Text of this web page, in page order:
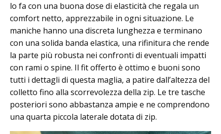
lo fa con una buona dose di elasticità che regala un
comfort netto, apprezzabile in ogni situazione. Le
maniche hanno una discreta lunghezza e terminano
con una solida banda elastica, una rifinitura che rende
la parte più robusta nei confronti di eventuali impatti
con rami o spine. Il fit offerto è ottimo e buoni sono
tutti i dettagli di questa maglia, a patire dall’altezza del
colletto fino alla scorrevolezza della zip. Le tre tasche
posteriori sono abbastanza ampie e ne comprendono
una quarta piccola laterale dotata di zip.